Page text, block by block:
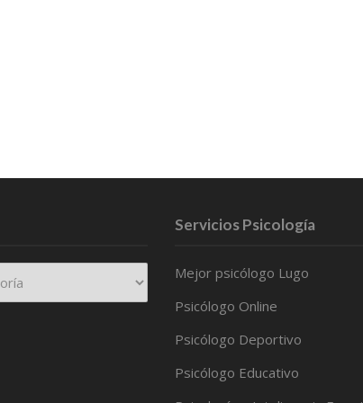
Servicios Psicología
Mejor psicólogo Lugo
Psicólogo Online
Psicólogo Deportivo
Psicólogo Educativo